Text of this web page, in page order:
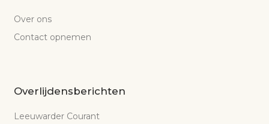
Over ons
Contact opnemen
Overlijdensberichten
Leeuwarder Courant